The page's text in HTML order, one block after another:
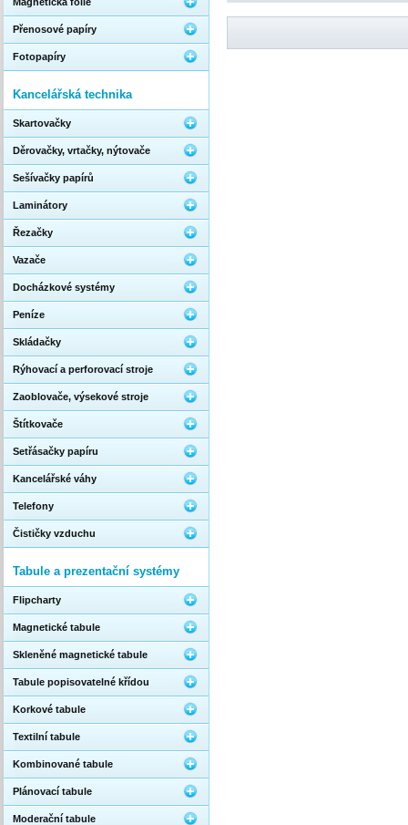
Přenosové papíry
Fotopapíry
Kancelářská technika
Skartovačky
Děrovačky, vrtačky, nýtovače
Sešívačky papírů
Laminátory
Řezačky
Vazače
Docházkové systémy
Peníze
Skládačky
Rýhovací a perforovací stroje
Zaoblovače, výsekové stroje
Štítkovače
Setřásačky papíru
Kancelářské váhy
Telefony
Čističky vzduchu
Tabule a prezentační systémy
Flipcharty
Magnetické tabule
Skleněné magnetické tabule
Tabule popisovatelné křídou
Korkové tabule
Textilní tabule
Kombinované tabule
Plánovací tabule
Moderační tabule